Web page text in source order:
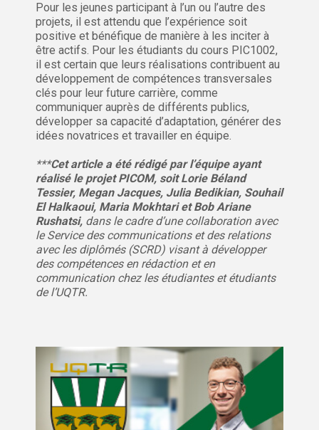
Pour les jeunes participant à l’un ou l’autre des
projets, il est attendu que l’expérience soit
positive et bénéfique de manière à les inciter à
être actifs. Pour les étudiants du cours PIC1002,
il est certain que leurs réalisations contribuent au
développement de compétences transversales
clés pour leur future carrière, comme
communiquer auprès de différents publics,
développer sa capacité d’adaptation, générer des
idées novatrices et travailler en équipe.
***Cet article a été rédigé par l’équipe ayant
réalisé le projet PICOM, soitLorie Béland
Tessier, Megan Jacques, Julia Bedikian, Souhail
El Halkaoui, Maria Mokhtari et Bob Ariane
Rushatsi, dans le cadre d’une collaboration avec
le Service des communications et des relations
avec les diplômés (SCRD) visant à développer
des compétences en rédaction et en
communication chez les étudiantes et étudiants
de l’UQTR.